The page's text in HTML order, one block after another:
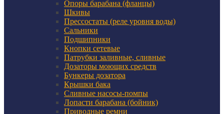
Опоры барабана (фланцы)
Шкивы
Прессостаты (реле уровня воды)
Сальники
Подшипники
Кнопки сетевые
Патрубки заливные, сливные
Дозаторы моющих средств
Бункеры дозатора
Крышки бака
Сливные насосы-помпы
Лопасти барабана (бойник)
Приводные ремни